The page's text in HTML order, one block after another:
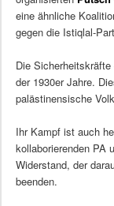
eine ähnliche
gegen die Istiqlal-
Die Sicherheitskräfte
der 1930er Jahre.
palästinensische
Ihr Kampf ist auch
kollaborierenden PA
Widerstand, der
beenden.